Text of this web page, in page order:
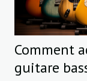
Comment
guitare